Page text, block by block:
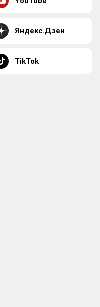
Яндекс.Дзен
TikTok